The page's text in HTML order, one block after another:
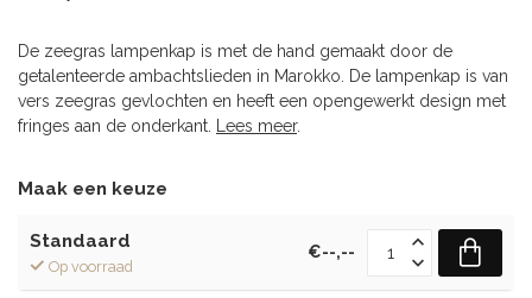
De zeegras lampenkap is met de hand gemaakt door de
getalenteerde ambachtslieden in Marokko. De lampenkap is van
vers zeegras gevlochten en heeft een opengewerkt design met
fringes aan de onderkant. Lees meer.
Maak een keuze
Standaard
Op voorraad
€--,--